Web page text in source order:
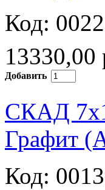
Код:
13330,00
Добавить
СКАД
Графит
Код: